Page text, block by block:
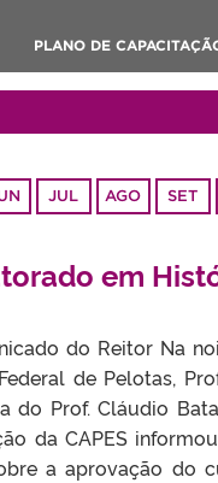
PLANO DE
JUL AGO SET
em
do Reitor Na
de Pelotas,
do Prof. Cláudio
da CAPES
a aprovação do